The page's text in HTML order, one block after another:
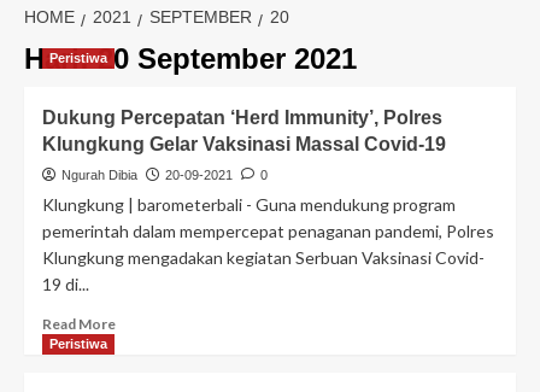
HOME 2021 SEPTEMBER 20
Hari:20 September 2021
Peristiwa
Dukung Percepatan ‘Herd Immunity’, Polres
Klungkung Gelar Vaksinasi Massal Covid-19
Ngurah Dibia 20-09-2021 0
Klungkung | barometerbali - Guna mendukung program
pemerintah dalam mempercepat penaganan pandemi, Polres
Klungkung mengadakan kegiatan Serbuan Vaksinasi Covid-
19 di...
Read More
Peristiwa